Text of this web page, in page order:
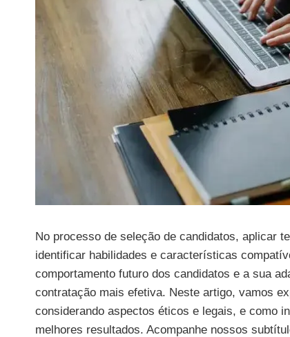
No processo de seleção de candidatos, aplicar
identificar habilidades e características
comportamento futuro dos candidatos e a sua
contratação mais efetiva. Neste artigo, vamos
considerando aspectos éticos e legais, e como
melhores resultados. Acompanhe nossos